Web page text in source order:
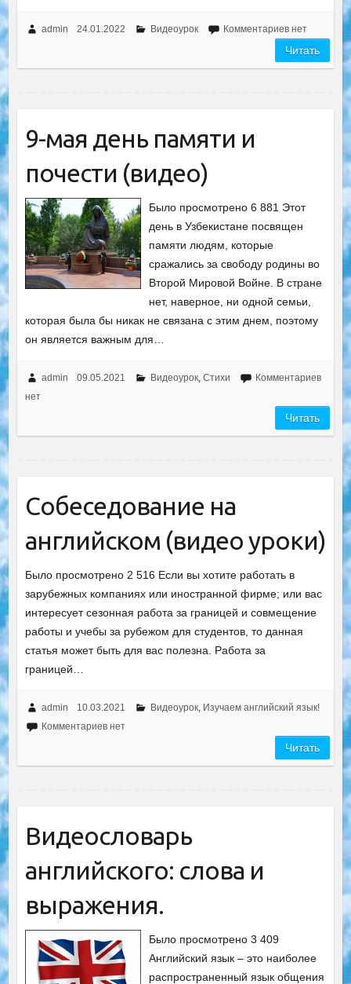
admin 24.01.2022 Видеоурок Комментариев нет
Читать
9-мая день памяти и
почести (видео)
Было просмотрено 6 881 Этот
день в Узбекистане посвящен
памяти людям, которые
сражались за свободу родины во
Второй Мировой Войне. В стране
нет, наверное, ни одной семьи,
которая была бы никак не связана с этим днем, поэтому
он является важным для…
admin 09.05.2021 Видеоурок, Стихи
Комментариев
нет
Читать
Собеседование на
английском (видео уроки)
Было просмотрено 2 516 Если вы хотите работать в
зарубежных компаниях или иностранной фирме; или вас
интересует сезонная работа за границей и совмещение
работы и учебы за рубежом для студентов, то данная
статья может быть для вас полезна. Работа за
границей…
admin 10.03.2021 Видеоурок, Изучаем английский язык!
Комментариев нет
Читать
Видеословарь
английского: слова и
выражения.
Было просмотрено 3 409
Английский язык – это наиболее
распространенный язык общения